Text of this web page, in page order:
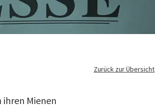
Zurück zur Übersicht
Mienen